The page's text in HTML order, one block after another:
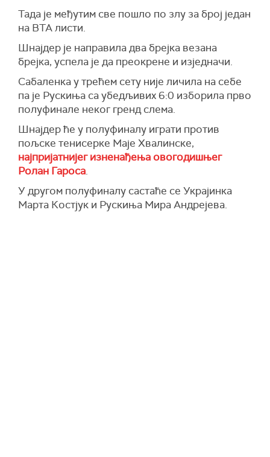
Тада је међутим све пошло по злу за број један
на ВТА листи.
Шнајдер је направила два брејка везана
брејка, успела је да преокрене и изједначи.
Сабаленка у трећем сету није личила на себе
па је Рускиња са убедљивих 6:0 изборила прво
полуфинале неког гренд слема.
Шнајдер ће у полуфиналу играти против
пољске тенисерке Маје Хвалинске,
најпријатнијег изненађења овогодишњег
Ролан Гароса.
У другом полуфиналу састаће се Украјинка
Марта Костјук и Рускиња Мира Андрејева.